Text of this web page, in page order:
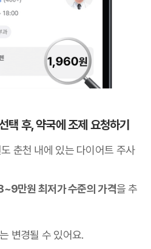
택 후, 약국에 조제 요청하기
춘천 내에 있는 다이어트 주사
만원 최저가 수준의 가격을 추
변경될 수 있어요.